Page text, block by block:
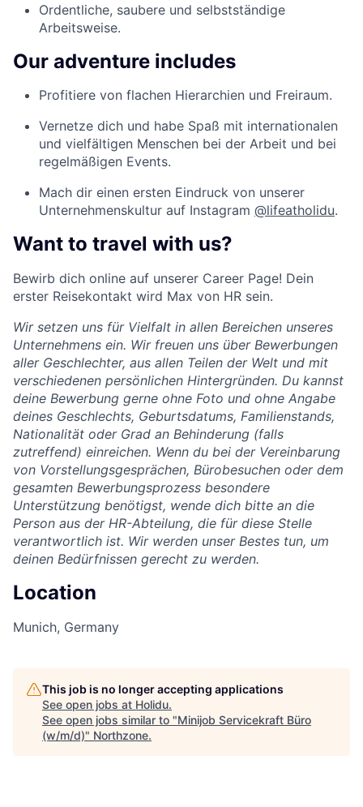
Ordentliche, saubere und selbstständige
Arbeitsweise.
Our adventure includes
Profitiere von flachen Hierarchien und Freiraum.
Vernetze dich und habe Spaß mit internationalen
und vielfältigen Menschen bei der Arbeit und bei
regelmäßigen Events.
Mach dir einen ersten Eindruck von unserer
Unternehmenskultur auf Instagram @lifeatholidu.
Want to travel with us?
Bewirb dich online auf unserer Career Page! Dein
erster Reisekontakt wird Max von HR sein.
Wir setzen uns für Vielfalt in allen Bereichen unseres
Unternehmens ein. Wir freuen uns über Bewerbungen
aller Geschlechter, aus allen Teilen der Welt und mit
verschiedenen persönlichen Hintergründen. Du kannst
deine Bewerbung gerne ohne Foto und ohne Angabe
deines Geschlechts, Geburtsdatums, Familienstands,
Nationalität oder Grad an Behinderung (falls
zutreffend) einreichen. Wenn du bei der Vereinbarung
von Vorstellungsgesprächen, Bürobesuchen oder dem
gesamten Bewerbungsprozess besondere
Unterstützung benötigst, wende dich bitte an die
Person aus der HR-Abteilung, die für diese Stelle
verantwortlich ist. Wir werden unser Bestes tun, um
deinen Bedürfnissen gerecht zu werden.
Location
Munich, Germany
This job is no longer accepting applications
See open jobs at Holidu.
See open jobs similar to "Minijob Servicekraft Büro
(w/m/d)" Northzone.